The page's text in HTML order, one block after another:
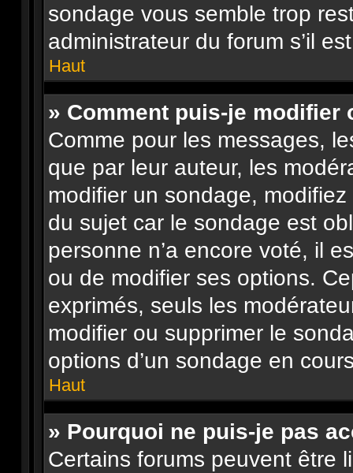
sondage vous semble trop
administrateur du forum s’il
Haut
» Comment puis-je modifier
Comme pour les messages,
que par leur auteur, les
modifier un sondage,
du sujet car le sondage est
personne n’a encore voté, il
ou de modifier ses options.
exprimés, seuls les
modifier ou supprimer le
options d’un sondage en
Haut
» Pourquoi ne puis-je pas
Certains forums peuvent être